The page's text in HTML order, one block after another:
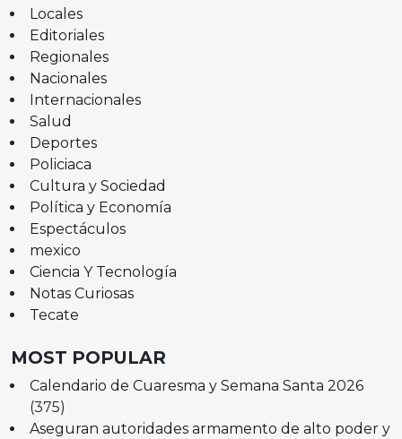
Locales
Editoriales
Regionales
Nacionales
Internacionales
Salud
Deportes
Policiaca
Cultura y Sociedad
Política y Economía
Espectáculos
mexico
Ciencia Y Tecnología
Notas Curiosas
Tecate
MOST POPULAR
Calendario de Cuaresma y Semana Santa 2026
(375)
Aseguran autoridades armamento de alto poder y